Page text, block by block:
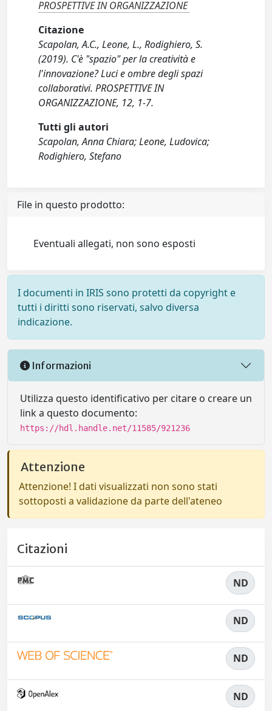
PROSPETTIVE IN ORGANIZZAZIONE
Citazione
Scapolan, A.C., Leone, L., Rodighiero, S.
(2019). C'è "spazio" per la creatività e
l'innovazione? Luci e ombre degli spazi
collaborativi. PROSPETTIVE IN
ORGANIZZAZIONE, 12, 1-7.
Tutti gli autori
Scapolan, Anna Chiara; Leone, Ludovica;
Rodighiero, Stefano
File in questo prodotto:
Eventuali allegati, non sono esposti
I documenti in IRIS sono protetti da copyright e
tutti i diritti sono riservati, salvo diversa
indicazione.
Informazioni
Utilizza questo identificativo per citare o creare un
link a questo documento:
https://hdl.handle.net/11585/921236
Attenzione
Attenzione! I dati visualizzati non sono stati
sottoposti a validazione da parte dell'ateneo
Citazioni
ND
ND
ND
ND